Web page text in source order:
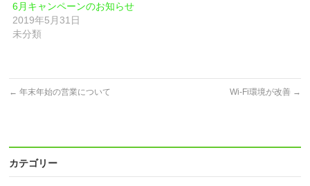
だ
さ
い
(新
し
ン
ド
ウ
ン
ド
ウ
6月キャンペーンのお知らせ
2019年5月31日
未分類
← 年末年始の営業について Wi-Fi環境が改善 →
カテゴリー